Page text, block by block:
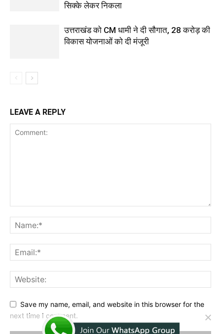
सिक्के लेकर निकला
उत्तराखंड को CM धामी ने दी सौगात, 28 करोड़ की
विकास योजनाओं को दी मंजूरी
LEAVE A REPLY
Save my name, email, and website in this browser for the
next time I comment.